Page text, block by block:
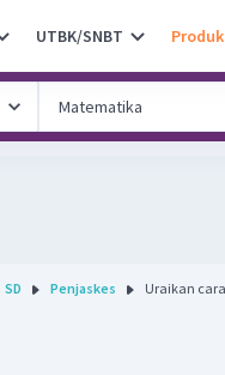
UTBK/SNBT
SD Penjaskes Uraikan